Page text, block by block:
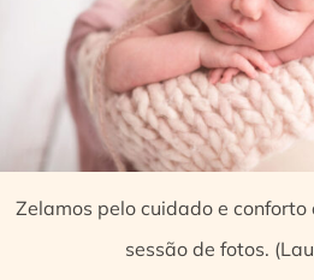
Zelamos pelo cuidado e
sessão de fotos.